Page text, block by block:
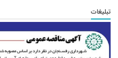
تبلیغات